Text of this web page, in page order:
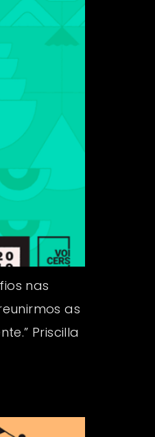
nas
as
Priscilla